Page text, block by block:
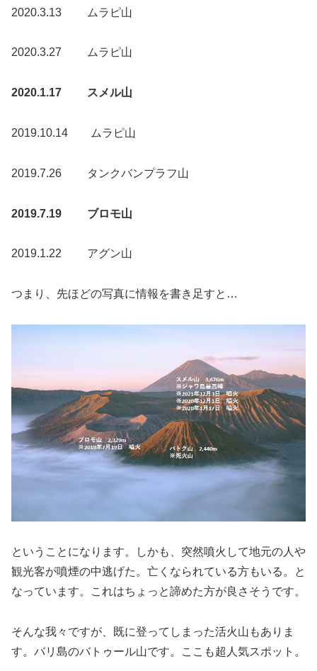
2020.3.13 ムラピ山
2020.3.27 ムラピ山
2020.1.17 スメル山
2019.10.14 ムラピ山
2019.7.26 タンクバンプラフ山
2019.7.19 ブロモ山
2019.1.22 アグン山
つまり、先ほどの写真に情報を書き足すと…
ということになります。しかも、突然噴火して地元の人や
観光客が噴煙の中逃げた。亡くなられている方もいる。と
なっています。これはちょっと諦めた方が良さそうです。
そんな我々ですが、既に登ってしまった活火山もありま
す。バリ島のバトゥール山です。ここも超人気スポット。